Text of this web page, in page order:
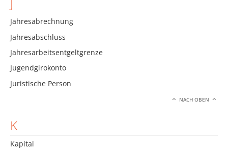
Jahresabrechnung
Jahresabschluss
Jahresarbeitsentgeltgrenze
Jugendgirokonto
Juristische Person
NACH OBEN
K
Kapital